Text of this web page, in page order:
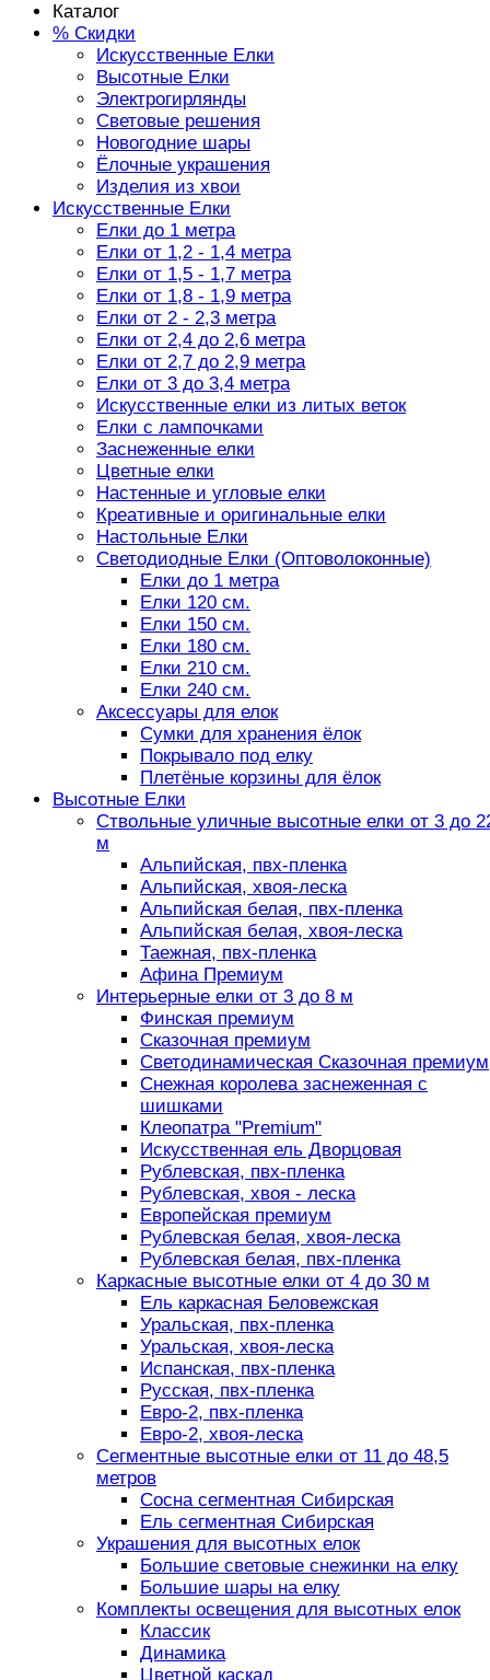
Каталог
% Скидки
Искусственные Елки
Высотные Елки
Электрогирлянды
Световые решения
Новогодние шары
Ёлочные украшения
Изделия из хвои
Искусственные Елки
Елки до 1 метра
Елки от 1,2 - 1,4 метра
Елки от 1,5 - 1,7 метра
Елки от 1,8 - 1,9 метра
Елки от 2 - 2,3 метра
Елки от 2,4 до 2,6 метра
Елки от 2,7 до 2,9 метра
Елки от 3 до 3,4 метра
Искусственные елки из литых веток
Елки с лампочками
Заснеженные елки
Цветные елки
Настенные и угловые елки
Креативные и оригинальные елки
Настольные Елки
Светодиодные Елки (Оптоволоконные)
Елки до 1 метра
Елки 120 см.
Елки 150 см.
Елки 180 см.
Елки 210 см.
Елки 240 см.
Аксессуары для елок
Сумки для хранения ёлок
Покрывало под елку
Плетёные корзины для ёлок
Высотные Елки
Ствольные уличные высотные елки от 3 до
м
Альпийская, пвх-пленка
Альпийская, хвоя-леска
Альпийская белая, пвх-пленка
Альпийская белая, хвоя-леска
Таежная, пвх-пленка
Афина Премиум
Интерьерные елки от 3 до 8 м
Финская премиум
Сказочная премиум
Светодинамическая Сказочная премиум
Снежная королева заснеженная с
шишками
Клеопатра "Premium"
Искусственная ель Дворцовая
Рублевская, пвх-пленка
Рублевская, хвоя - леска
Европейская премиум
Рублевская белая, хвоя-леска
Рублевская белая, пвх-пленка
Каркасные высотные елки от 4 до 30 м
Ель каркасная Беловежская
Уральская, пвх-пленка
Уральская, хвоя-леска
Испанская, пвх-пленка
Русская, пвх-пленка
Евро-2, пвх-пленка
Евро-2, хвоя-леска
Сегментные высотные елки от 11 до 48,5
метров
Сосна сегментная Сибирская
Ель сегментная Сибирская
Украшения для высотных елок
Большие световые снежинки на елку
Большие шары на елку
Комплекты освещения для высотных елок
Классик
Динамика
Цветной каскад